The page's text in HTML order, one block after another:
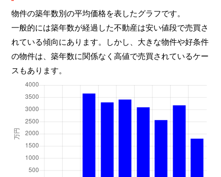
物件の築年数別の平均価格を表したグラフです。
一般的には築年数が経過した不動産は安い値段で売買さ
れている傾向にあります。しかし、大きな物件や好条件
の物件は、築年数に関係なく高値で売買されているケー
スもあります。